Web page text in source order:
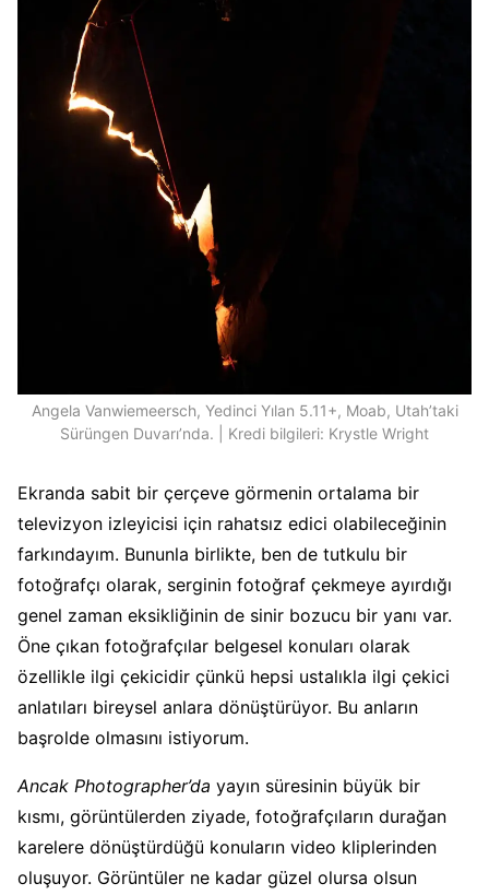
Angela Vanwiemeersch, Yedinci Yılan 5.11+, Moab, Utah’taki
Sürüngen Duvarı’nda. | Kredi bilgileri: Krystle Wright
Ekranda sabit bir çerçeve görmenin ortalama bir
televizyon izleyicisi için rahatsız edici olabileceğinin
farkındayım. Bununla birlikte, ben de tutkulu bir
fotoğrafçı olarak, serginin fotoğraf çekmeye ayırdığı
genel zaman eksikliğinin de sinir bozucu bir yanı var.
Öne çıkan fotoğrafçılar belgesel konuları olarak
özellikle ilgi çekicidir çünkü hepsi ustalıkla ilgi çekici
anlatıları bireysel anlara dönüştürüyor. Bu anların
başrolde olmasını istiyorum.
Ancak Photographer’da yayın süresinin büyük bir
kısmı, görüntülerden ziyade, fotoğrafçıların durağan
karelere dönüştürdüğü konuların video kliplerinden
oluşuyor. Görüntüler ne kadar güzel olursa olsun